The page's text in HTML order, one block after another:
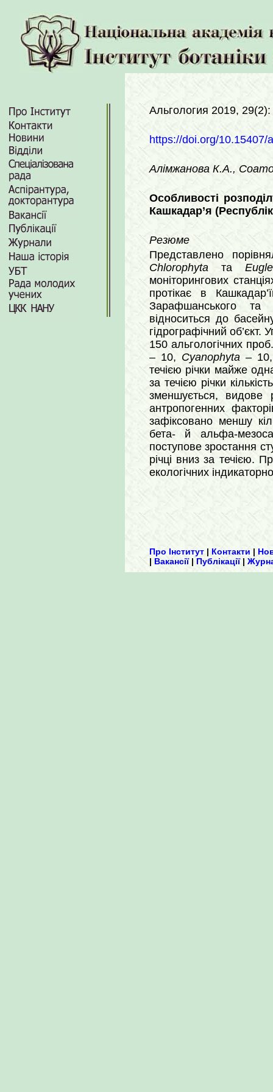
Альгология 2019,
https://doi.org/10.15407/
Алімжанова К.А.,
Особливості
Кашкадар’я
Резюме
Представлено
Chlorophyta та
моніторингових
протікає в
Зарафшанського та
відноситься до
гідрографічний
150 альгологічних
– 10, Cyanophytа–
течією річки майже
за течією річки
зменшується, видове
антропогенних
зафіксовано меншу
бета- й альфа-
поступове зростання
річці вниз за течією.
екологічних
Про Інститут | Контакти |
| Вакансії| Публікації|